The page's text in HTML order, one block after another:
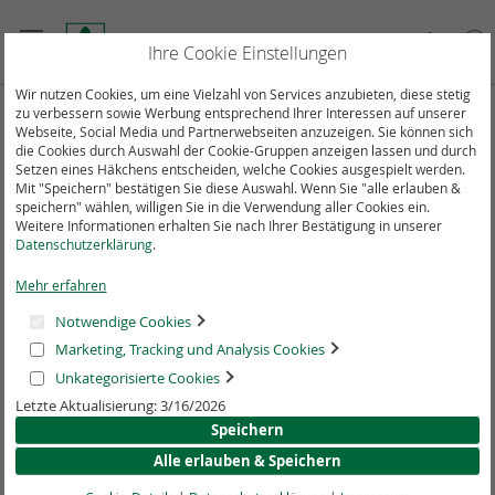
zum
Suche Mein
Unsere Bestseller
DGE-
Beratungssta
ICH-nehme-
ab. Training
für einen
Gut essen
und trinken -
‹ ›
Ihre Cookie Einstellungen
Wir nutzen Cookies, um eine Vielzahl von Services anzubieten, diese stetig
zu verbessern sowie Werbung entsprechend Ihrer Interessen auf unserer
Webseite, Social Media und Partnerwebseiten anzuzeigen. Sie können sich
die Cookies durch Auswahl der Cookie-Gruppen anzeigen lassen und durch
Setzen eines Häkchens entscheiden, welche Cookies ausgespielt werden.
Mit "Speichern" bestätigen Sie diese Auswahl. Wenn Sie "alle erlauben &
speichern" wählen, willigen Sie in die Verwendung aller Cookies ein.
Weitere Informationen erhalten Sie nach Ihrer Bestätigung in unserer
Datenschutzerklärung.
Mehr erfahren
Notwendige Cookies
Marketing, Tracking und Analysis Cookies
Unkategorisierte Cookies
Letzte Aktualisierung: 3/16/2026
Speichern
Alle erlauben & Speichern